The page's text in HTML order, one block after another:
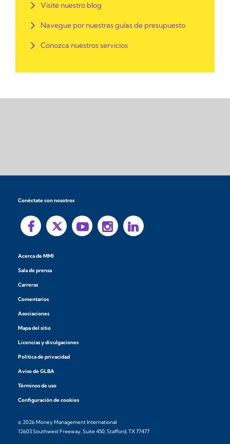
Visite nuestro blog
Navegue por nuestras guías de presupuesto
Conozca nuestros servicios
Conéctate con nosotros
Acerca de MMI
Sala de prensa
Carreras
Comentarios
Asociaciones
Mapa del sitio
Licencias y divulgaciones
Política de privacidad
Aviso de GLBA
Términos de uso
Configuración de cookies
© 2026 Money Management International
12603 Southwest Freeway, Suite 450, Stafford, TX 77477